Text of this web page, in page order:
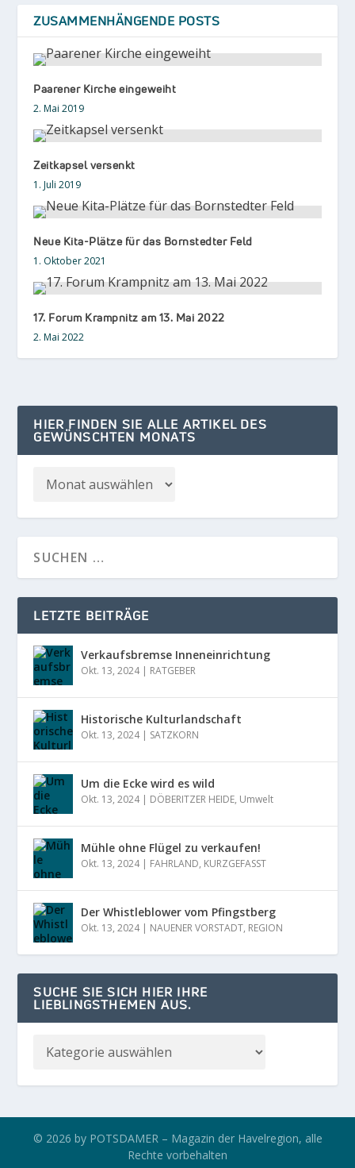
ZUSAMMENHÄNGENDE POSTS
Paarener Kirche eingeweiht
2. Mai 2019
Zeitkapsel versenkt
1. Juli 2019
Neue Kita-Plätze für das Bornstedter Feld
1. Oktober 2021
17. Forum Krampnitz am 13. Mai 2022
2. Mai 2022
HIER FINDEN SIE ALLE ARTIKEL DES
GEWÜNSCHTEN MONATS
LETZTE BEITRÄGE
Verkaufsbremse Inneneinrichtung
Okt. 13, 2024| RATGEBER
Historische Kulturlandschaft
Okt. 13, 2024| SATZKORN
Um die Ecke wird es wild
Okt. 13, 2024| DÖBERITZER HEIDE, Umwelt
Mühle ohne Flügel zu verkaufen!
Okt. 13, 2024| FAHRLAND, KURZGEFASST
Der Whistleblower vom Pfingstberg
Okt. 13, 2024| NAUENER VORSTADT, REGION
SUCHE SIE SICH HIER IHRE
LIEBLINGSTHEMEN AUS.
© 2026 by POTSDAMER – Magazin der Havelregion, alle
Rechte vorbehalten